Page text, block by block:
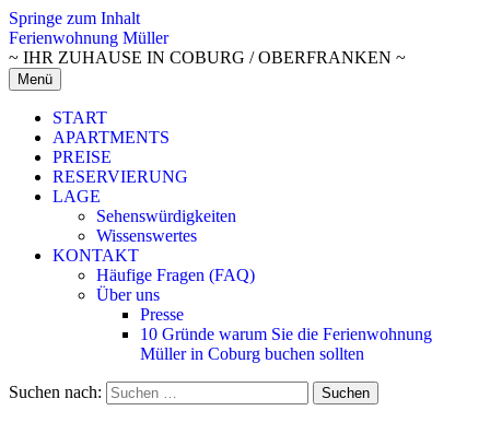
Springe zum Inhalt
Ferienwohnung Müller
~ IHR ZUHAUSE IN COBURG / OBERFRANKEN ~
Menü
START
APARTMENTS
PREISE
RESERVIERUNG
LAGE
Sehenswürdigkeiten
Wissenswertes
KONTAKT
Häufige Fragen (FAQ)
Über uns
Presse
10 Gründe warum Sie die Ferienwohnung
Müller in Coburg buchen sollten
Suchen nach: